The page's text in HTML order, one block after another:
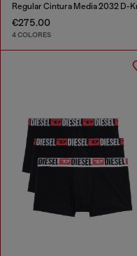
€275.00
4 COLORES